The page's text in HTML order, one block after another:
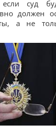
суд
должен
а не